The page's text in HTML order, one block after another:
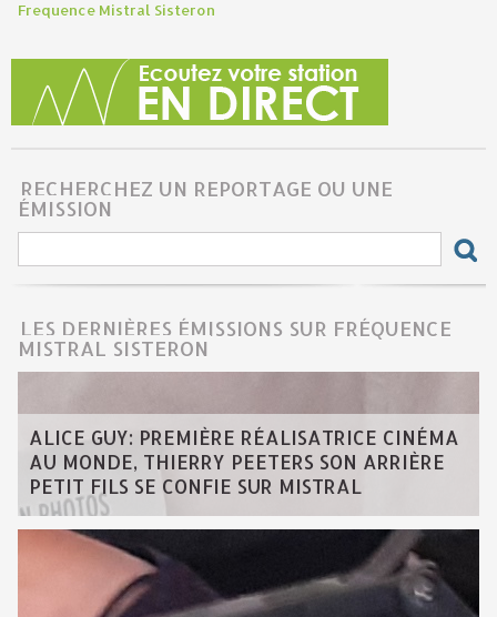
Frequence Mistral Sisteron
RECHERCHEZ UN REPORTAGE OU UNE
ÉMISSION
LES DERNIÈRES ÉMISSIONS SUR FRÉQUENCE
MISTRAL SISTERON
ALICE GUY: PREMIÈRE RÉALISATRICE CINÉMA
AU MONDE, THIERRY PEETERS SON ARRIÈRE
PETIT FILS SE CONFIE SUR MISTRAL